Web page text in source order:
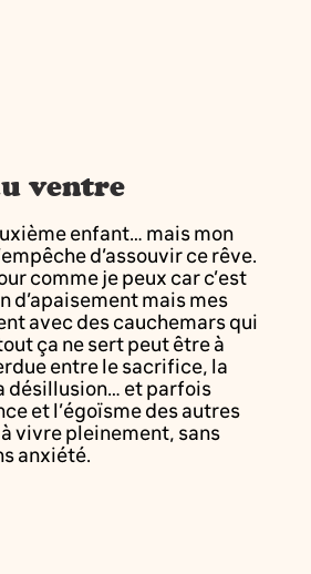
ventre
enfant… mais mon
d’assouvir ce rêve.
comme je peux car c’est
d’apaisement mais mes
avec des cauchemars qui
ça ne sert peut être à
entre le sacrifice, la
désillusion… et parfois
et l’égoïsme des autres
vivre pleinement, sans
anxiété.